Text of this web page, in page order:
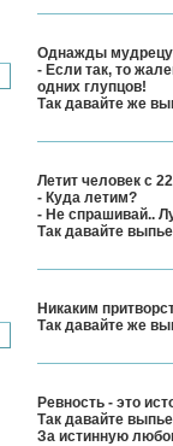
Однажды мудрецу
- Если так, то
одних глупцов!
Так давайте же
Летит человек с
- Куда летим?
- Не спрашивай..
Так давайте
Никаким
Так давайте же
Ревность - это
Так давайте
За истинную